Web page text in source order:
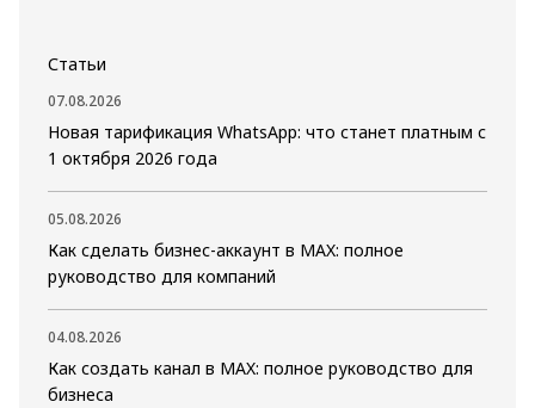
Статьи
07.08.2026
Новая тарификация WhatsApp: что станет платным с
1 октября 2026 года
05.08.2026
Как сделать бизнес-аккаунт в MAX: полное
руководство для компаний
04.08.2026
Как создать канал в MAX: полное руководство для
бизнеса